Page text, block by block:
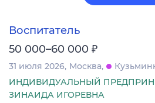
Воспитатель
50 000–60 000 ₽
31 июля 2026 Москва
ИНДИВИДУАЛЬНЫЙ
ЗИНАИДА ИГОРЕВНА